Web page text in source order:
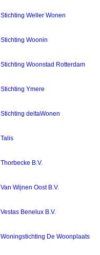
Stichting Weller Wonen
Stichting Woonin
Stichting Woonstad Rotterdam
Stichting Ymere
Stichting deltaWonen
Talis
Thorbecke B.V.
Van Wijnen Oost B.V.
Vestas Benelux B.V.
Woningstichting De Woonplaats